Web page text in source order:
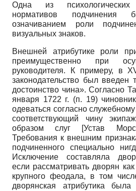
Одна из
нормативов
означиванием роли
визуальных знаков.
Внешней атрибутике роли
преимущественно при
руководителя. К примеру, в
законодательство был введен
достоинство чина». Согласно
января 1722 г. (п. 19)
одеваться согласно
соответствующий чину
образом слуг [Устав
Требования к внешним
подчиненного специально
Исключение составляла
если рассматривать дворян
крупного феодала, в том
дворянская атрибутика